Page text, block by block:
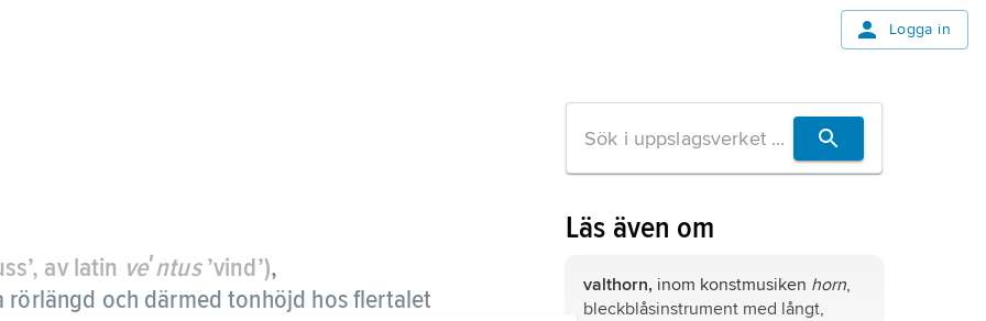
Logga in
av latin veʹntus’vind’),
och därmed tonhöjd hos flertalet
Läs även om
valthorn, inom konstmusiken horn,
bleckblåsinstrument med långt,